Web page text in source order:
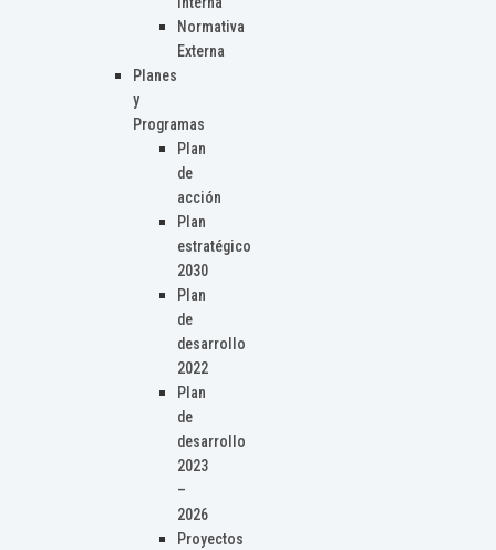
Normativa
Externa
Planes
y
Programas
Plan
de
acción
Plan
estratégico
2030
Plan
de
desarrollo
2022
Plan
de
desarrollo
2023
–
2026
Proyectos